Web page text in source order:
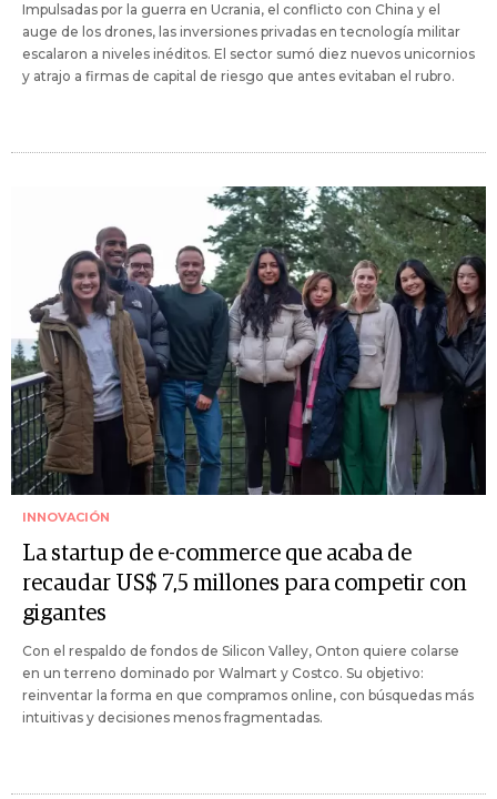
Impulsadas por la guerra en Ucrania, el conflicto con China y el
auge de los drones, las inversiones privadas en tecnología militar
escalaron a niveles inéditos. El sector sumó diez nuevos unicornios
y atrajo a firmas de capital de riesgo que antes evitaban el rubro.
INNOVACIÓN
La startup de e-commerce que acaba de
recaudar US$ 7,5 millones para competir con
gigantes
Con el respaldo de fondos de Silicon Valley, Onton quiere colarse
en un terreno dominado por Walmart y Costco. Su objetivo:
reinventar la forma en que compramos online, con búsquedas más
intuitivas y decisiones menos fragmentadas.